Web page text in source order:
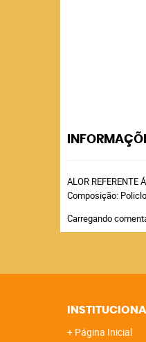
ALOR REFERENTE
Composição:
Carregando
Página Inicial